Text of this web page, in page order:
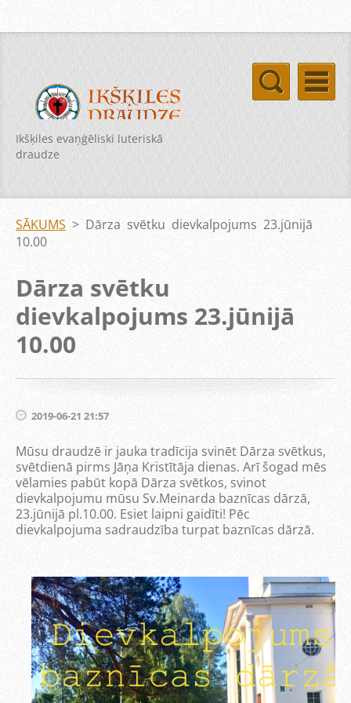
Ikšķiles evaņģēliski luteriskā
draudze
SĀKUMS > Dārza svētku dievkalpojums 23.jūnijā
10.00
Dārza svētku
dievkalpojums 23.jūnijā
10.00
2019-06-21 21:57
Mūsu draudzē ir jauka tradīcija svinēt Dārza svētkus,
svētdienā pirms Jāņa Kristītāja dienas. Arī šogad mēs
vēlamies pabūt kopā Dārza svētkos, svinot
dievkalpojumu mūsu Sv.Meinarda baznīcas dārzā,
23.jūnijā pl.10.00. Esiet laipni gaidīti! Pēc
dievkalpojuma sadraudzība turpat baznīcas dārzā.